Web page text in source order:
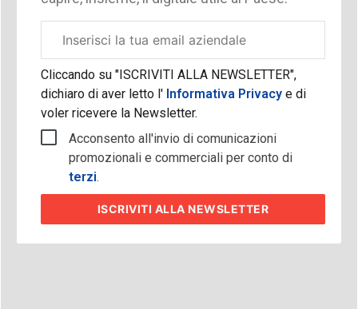
aziendale
Cliccando su "ISCRIVITI ALLA NEWSLETTER",
dichiaro di aver letto l'Informativa Privacy e di
voler ricevere la Newsletter.
Acconsento all'invio di comunicazioni
promozionali e commerciali per conto di
terzi.
ISCRIVITI ALLA NEWSLETTER